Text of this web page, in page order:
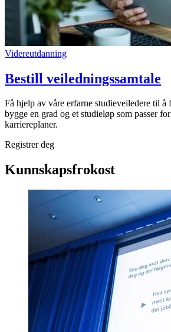
Videreutdanning
Bestill veiledningssamtale
Få hjelp av våre erfarne studieveiledere til
bygge en grad og et studieløp som passer
karriereplaner.
Registrer deg
Kunnskapsfrokost